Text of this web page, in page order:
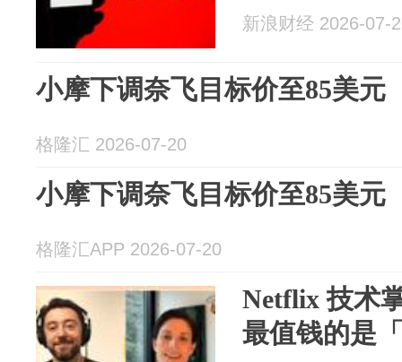
新浪财经 2026-07-
小摩下调奈飞目标价至85美元
格隆汇 2026-07-20
小摩下调奈飞目标价至85美元
格隆汇APP 2026-07-20
Netflix 技术
最值钱的是